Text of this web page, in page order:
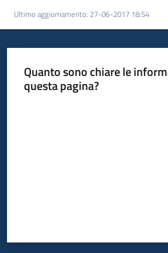
Ultimo aggiornamento: 27-06-2017 18:54
Quanto sono chiare le
questa pagina?